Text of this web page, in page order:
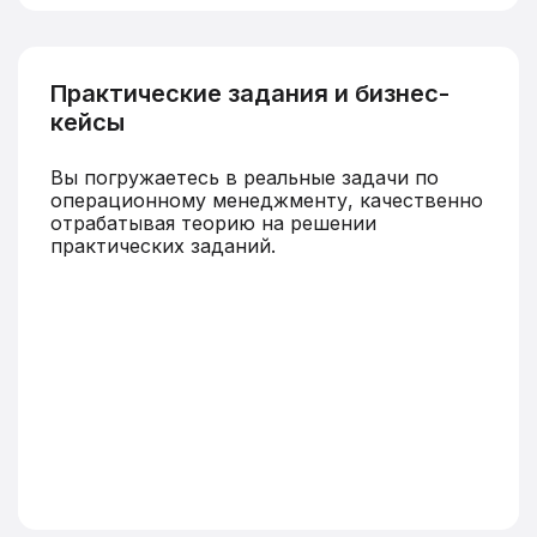
Практические задания и бизнес-
кейсы
Вы погружаетесь в реальные задачи по
операционному менеджменту, качественно
отрабатывая теорию на решении
практических заданий.